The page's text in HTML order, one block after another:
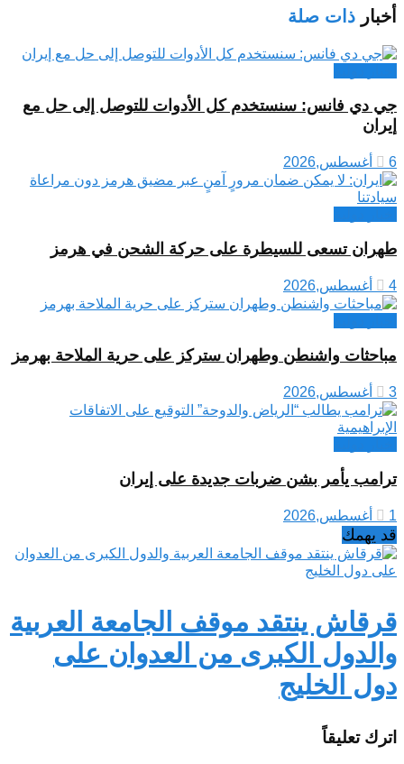
أخبار ذات صلة
جي دي فانس: سنستخدم كل الأدوات للتوصل إلى حل مع
إيران
6 أغسطس,2026
طهران تسعى للسيطرة على حركة الشحن في هرمز
4 أغسطس,2026
مباحثات واشنطن وطهران ستركز على حرية الملاحة بهرمز
3 أغسطس,2026
ترامب يأمر بشن ضربات جديدة على إيران
1 أغسطس,2026
قد يهمك
قرقاش ينتقد موقف الجامعة العربية
والدول الكبرى من العدوان على
دول الخليج
اترك تعليقاً